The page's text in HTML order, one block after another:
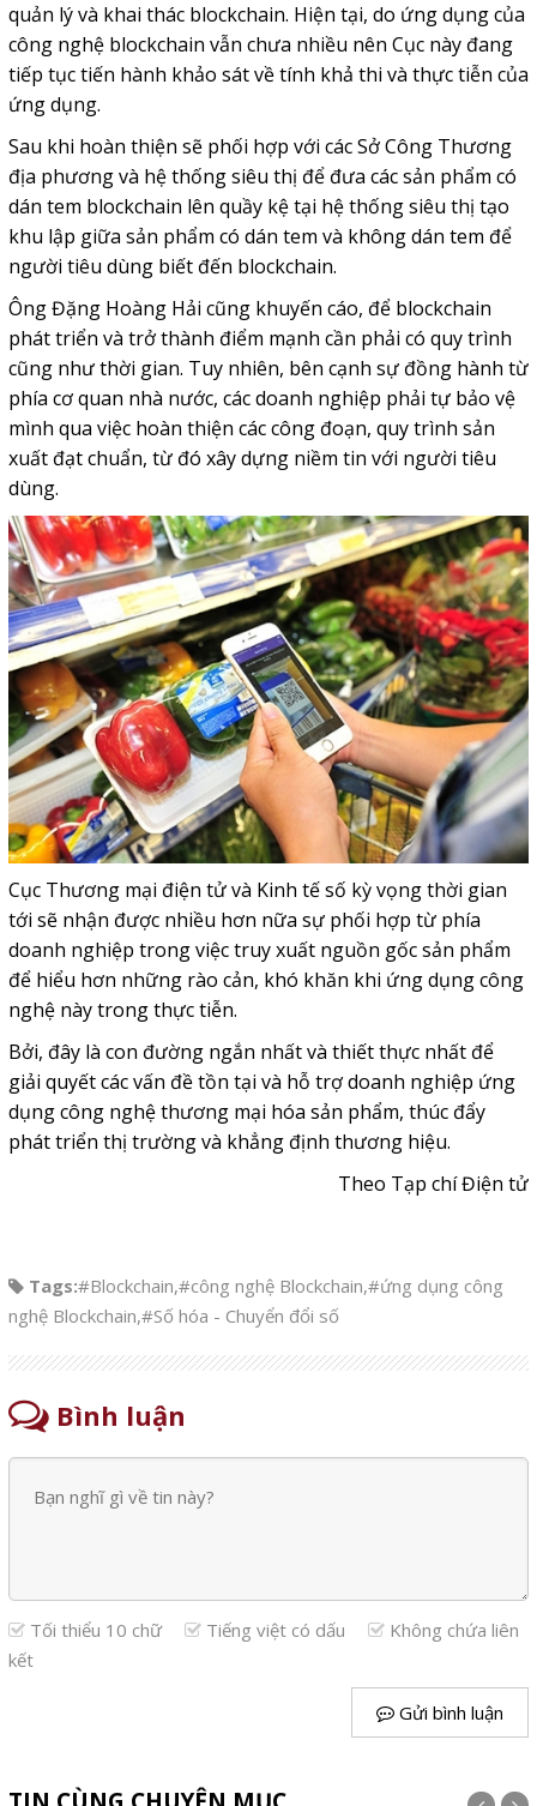
quản lý và khai thác blockchain. Hiện tại, do ứng dụng của
công nghệ blockchain vẫn chưa nhiều nên Cục này đang
tiếp tục tiến hành khảo sát về tính khả thi và thực tiễn của
ứng dụng.
Sau khi hoàn thiện sẽ phối hợp với các Sở Công Thương
địa phương và hệ thống siêu thị để đưa các sản phẩm có
dán tem blockchain lên quầy kệ tại hệ thống siêu thị tạo
khu lập giữa sản phẩm có dán tem và không dán tem để
người tiêu dùng biết đến blockchain.
Ông Đặng Hoàng Hải cũng khuyến cáo, để blockchain
phát triển và trở thành điểm mạnh cần phải có quy trình
cũng như thời gian. Tuy nhiên, bên cạnh sự đồng hành từ
phía cơ quan nhà nước, các doanh nghiệp phải tự bảo vệ
mình qua việc hoàn thiện các công đoạn, quy trình sản
xuất đạt chuẩn, từ đó xây dựng niềm tin với người tiêu
dùng.
Cục Thương mại điện tử và Kinh tế số kỳ vọng thời gian
tới sẽ nhận được nhiều hơn nữa sự phối hợp từ phía
doanh nghiệp trong việc truy xuất nguồn gốc sản phẩm
để hiểu hơn những rào cản, khó khăn khi ứng dụng công
nghệ này trong thực tiễn.
Bởi, đây là con đường ngắn nhất và thiết thực nhất để
giải quyết các vấn đề tồn tại và hỗ trợ doanh nghiệp ứng
dụng công nghệ thương mại hóa sản phẩm, thúc đẩy
phát triển thị trường và khẳng định thương hiệu.
Theo Tạp chí Điện tử
Tags:#Blockchain,#công nghệ Blockchain,#ứng dụng công
nghệ Blockchain,#Số hóa - Chuyển đổi số
Bình luận
Tối thiểu 10 chữ Tiếng việt có dấu
Không chứa liên
kết
Gửi bình luận